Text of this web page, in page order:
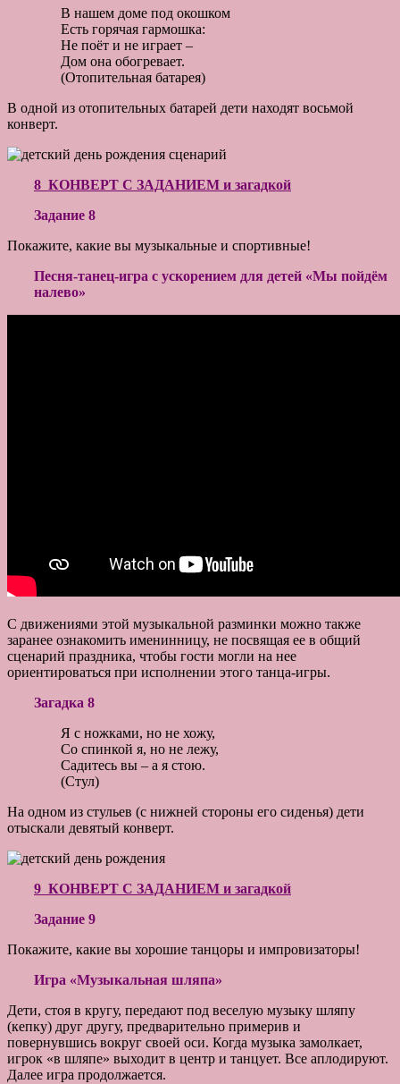
В нашем доме под окошком
Есть горячая гармошка:
Не поёт и не играет –
Дом она обогревает.
(Отопительная батарея)
В одной из отопительных батарей дети находят восьмой
конверт.
8 КОНВЕРТ С ЗАДАНИЕМ и загадкой
Задание 8
Покажите, какие вы музыкальные и спортивные!
Песня-танец-игра с ускорением для детей «Мы пойдём
налево»
С движениями этой музыкальной разминки можно также
заранее ознакомить именинницу, не посвящая ее в общий
сценарий праздника, чтобы гости могли на нее
ориентироваться при исполнении этого танца-игры.
Загадка 8
Я с ножками, но не хожу,
Со спинкой я, но не лежу,
Садитесь вы – а я стою.
(Стул)
На одном из стульев (с нижней стороны его сиденья) дети
отыскали девятый конверт.
9 КОНВЕРТ С ЗАДАНИЕМ и загадкой
Задание 9
Покажите, какие вы хорошие танцоры и импровизаторы!
Игра «Музыкальная шляпа»
Дети, стоя в кругу, передают под веселую музыку шляпу
(кепку) друг другу, предварительно примерив и
повернувшись вокруг своей оси. Когда музыка замолкает,
игрок «в шляпе» выходит в центр и танцует. Все аплодируют.
Далее игра продолжается.